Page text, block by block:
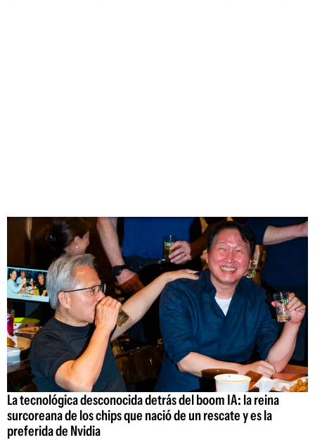
La tecnológica desconocida detrás del boom IA: la reina
surcoreana de los chips que nació de un rescate y es la
preferida de Nvidia